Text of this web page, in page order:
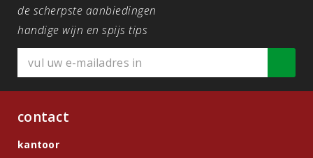
de scherpste aanbiedingen
handige wijn en spijs tips
contact
kantoor